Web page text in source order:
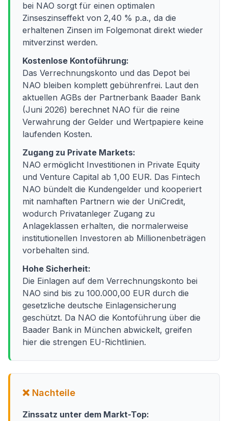
bei NAO sorgt für einen optimalen
Zinseszinseffekt von 2,40 % p.a., da die
erhaltenen Zinsen im Folgemonat direkt wieder
mitverzinst werden.
Kostenlose Kontoführung:
Das Verrechnungskonto und das Depot bei
NAO bleiben komplett gebührenfrei. Laut den
aktuellen AGBs der Partnerbank Baader Bank
(Juni 2026) berechnet NAO für die reine
Verwahrung der Gelder und Wertpapiere keine
laufenden Kosten.
Zugang zu Private Markets:
NAO ermöglicht Investitionen in Private Equity
und Venture Capital ab 1,00 EUR. Das Fintech
NAO bündelt die Kundengelder und kooperiert
mit namhaften Partnern wie der UniCredit,
wodurch Privatanleger Zugang zu
Anlageklassen erhalten, die normalerweise
institutionellen Investoren ab Millionenbeträgen
vorbehalten sind.
Hohe Sicherheit:
Die Einlagen auf dem Verrechnungskonto bei
NAO sind bis zu 100.000,00 EUR durch die
gesetzliche deutsche Einlagensicherung
geschützt. Da NAO die Kontoführung über die
Baader Bank in München abwickelt, greifen
hier die strengen EU-Richtlinien.
❌ Nachteile
Zinssatz unter dem Markt-Top: